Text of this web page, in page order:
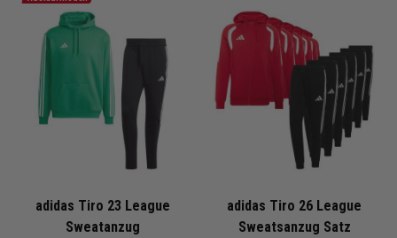
adidas Tiro 23 League
Sweatanzug
adidas Tiro 26 League
Sweatsanzug Satz